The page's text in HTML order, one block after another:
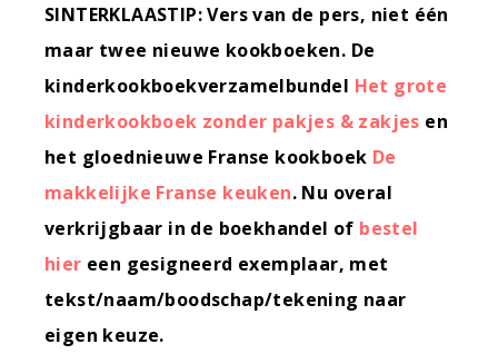
SINTERKLAASTIP: Vers van de pers, niet één
maar twee nieuwe kookboeken. De
kinderkookboekverzamelbundel Het grote
kinderkookboek zonder pakjes & zakjes en
het gloednieuwe Franse kookboek De
makkelijke Franse keuken. Nu overal
verkrijgbaar in de boekhandel of bestel
hier een gesigneerd exemplaar, met
tekst/naam/boodschap/tekening naar
eigen keuze.